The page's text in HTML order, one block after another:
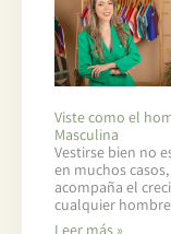
Viste como el
Masculina
Vestirse bien no
en muchos
acompaña el
cualquier
Leer más »